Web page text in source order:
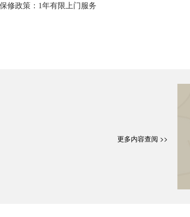
修政策：1年有限上门服务
更多内容查阅 >>